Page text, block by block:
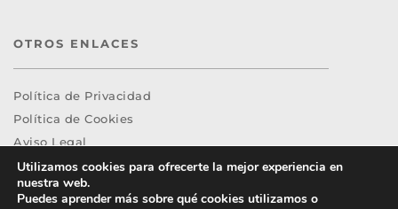
OTROS ENLACES
Política de Privacidad
Política de Cookies
Aviso Legal
Utilizamos cookies para ofrecerte la mejor experiencia en
nuestra web.
Puedes aprender más sobre qué cookies utilizamos o